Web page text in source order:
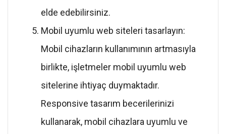
elde edebilirsiniz.
Mobil uyumlu web siteleri tasarlayın:
Mobil cihazların kullanımının artmasıyla
birlikte, işletmeler mobil uyumlu web
sitelerine ihtiyaç duymaktadır.
Responsive tasarım becerilerinizi
kullanarak, mobil cihazlara uyumlu ve